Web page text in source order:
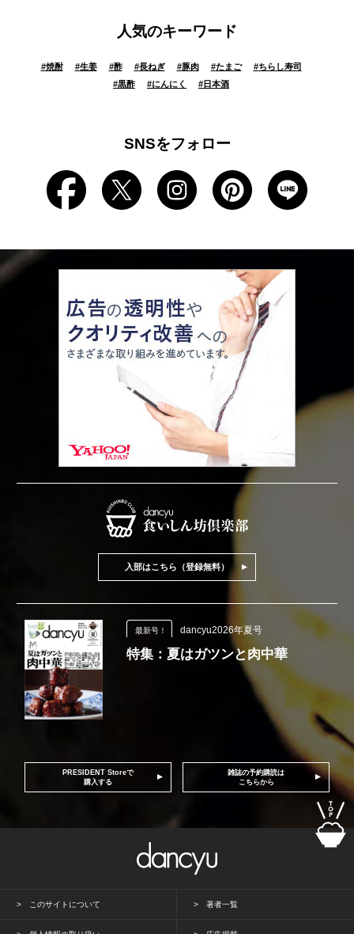
人気のキーワード
#焼酎 #生姜 #酢 #長ねぎ #豚肉 #たまご #ちらし寿司
#黒酢 #にんにく #日本酒
SNSをフォロー
入部はこちら（登録無料）
最新号！ dancyu2026年夏号
特集：夏はガツンと肉中華
PRESIDENT Storeで
購入する
雑誌の予約購読は
こちらから
このサイトについて 著者一覧